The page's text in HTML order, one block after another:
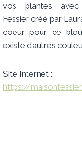
vos plantes
Fessier créé par
coeur pour ce
existe d’autres
Site Internet :
https://